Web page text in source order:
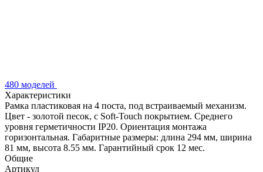
480 моделей
Характеристики
Рамка пластиковая на 4 поста, под встраиваемый механизм.
Цвет - золотой песок, с Soft-Touch покрытием. Среднего
уровня герметичности IP20. Ориентация монтажа
горизонтальная. Габаритные размеры: длина 294 мм, ширина
81 мм, высота 8.55 мм. Гарантийный срок 12 мес.
Общие
Артикул